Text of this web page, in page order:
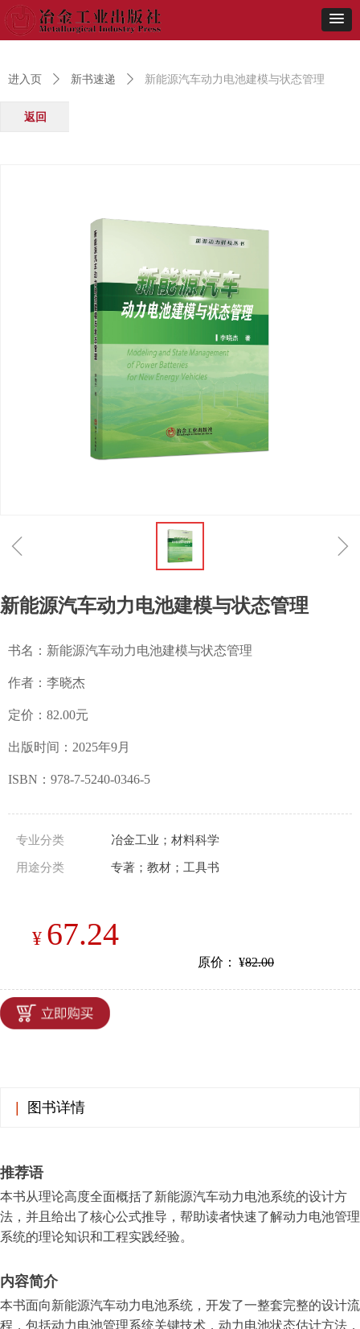
进入页 ꄲ 新书速递 ꄲ 新能源汽车动力电池建模与状态管理
ꁆ ꁇ
新能源汽车动力电池建模与状态管理
书名：新能源汽车动力电池建模与状态管理
作者：李晓杰
定价：82.00元
出版时间：2025年9月
ISBN：978-7-5240-0346-5
推荐语
本书从理论高度全面概括了新能源汽车动力电池系统的设计方
法，并且给出了核心公式推导，帮助读者快速了解动力电池管理
系统的理论知识和工程实践经验。
内容简介
本书面向新能源汽车动力电池系统，开发了一整套完整的设计流
程，包括动力电池管理系统关键技术，动力电池状态估计方法，
图书详情
返回
¥ 67.24
专业分类 冶金工业；材料科学
用途分类 专著；教材；工具书
原价： ¥82.00